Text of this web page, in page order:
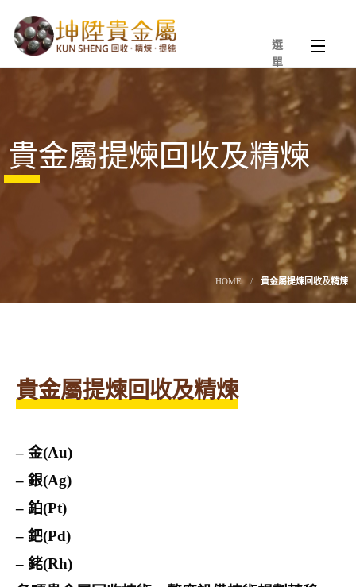
選
單
貴金屬提煉回收及精煉
HOME 貴金屬提煉回收及精煉
貴金屬提煉回收及精煉
– 金(Au)
– 銀(Ag)
– 鉑(Pt)
– 鈀(Pd)
– 銠(Rh)